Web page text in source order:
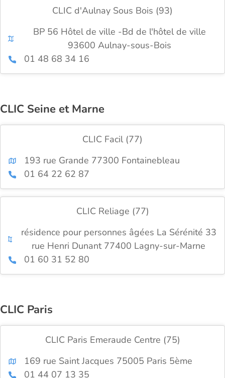
CLIC d'Aulnay Sous Bois (93)
BP 56 Hôtel de ville -Bd de l'hôtel de ville
93600 Aulnay-sous-Bois
01 48 68 34 16
CLIC Seine et Marne
CLIC Facil (77)
193 rue Grande 77300 Fontainebleau
01 64 22 62 87
CLIC Reliage (77)
résidence pour personnes âgées La Sérénité 33
rue Henri Dunant 77400 Lagny-sur-Marne
01 60 31 52 80
CLIC Paris
CLIC Paris Emeraude Centre (75)
169 rue Saint Jacques 75005 Paris 5ème
01 44 07 13 35